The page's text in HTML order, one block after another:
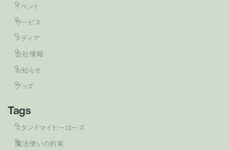
イベント
サービス
メディア
会社情報
お知らせ
グッズ
Tags
スタンドマイヒーローズ
魔法使いの約束